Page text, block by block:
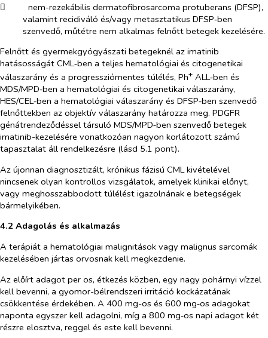
​
nem-rezekábilis dermatofibrosarcoma protuberans (DFSP),
valamint recidiváló és/vagy metasztatikus DFSP‑ben
szenvedő, műtétre nem alkalmas felnőtt betegek kezelésére.
Felnőtt és gyermekgyógyászati betegeknél az imatinib
hatásosságát CML‑ben a teljes hematológiai és citogenetikai
válaszarány és a progressziómentes túlélés, Ph+ ALL‑ben és
MDS/MPD‑ben a hematológiai és citogenetikai válaszarány,
HES/CEL‑ben a hematológiai válaszarány és DFSP‑ben szenvedő
felnőttekben az objektív válaszarány határozza meg. PDGFR
génátrendeződéssel társuló MDS/MPD‑ben szenvedő betegek
imatinib-kezelésére vonatkozóan nagyon korlátozott számú
tapasztalat áll rendelkezésre (lásd 5.1 pont).
Az újonnan diagnosztizált, krónikus fázisú CML kivételével
nincsenek olyan kontrollos vizsgálatok, amelyek klinikai előnyt,
vagy meghosszabbodott túlélést igazolnának e betegségek
bármelyikében.
4.2 Adagolás és alkalmazás
A terápiát a hematológiai malignitások vagy malignus sarcomák
kezelésében jártas orvosnak kell megkezdenie.
Az előírt adagot per os, étkezés közben, egy nagy pohárnyi vízzel
kell bevenni, a gyomor-bélrendszeri irritáció kockázatának
csökkentése érdekében. A 400 mg-os és 600 mg‑os adagokat
naponta egyszer kell adagolni, míg a 800 mg‑os napi adagot két
részre elosztva, reggel és este kell bevenni.